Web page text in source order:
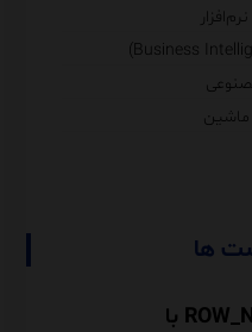
ماشین
ها
ROW_NUMBER با